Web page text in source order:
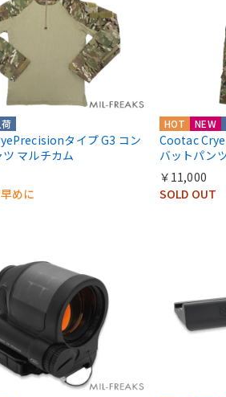
タイプ G3 コン
マルチカム
めに
HOT NEW
Cootac
バットパン
￥11,000
SOLD OUT